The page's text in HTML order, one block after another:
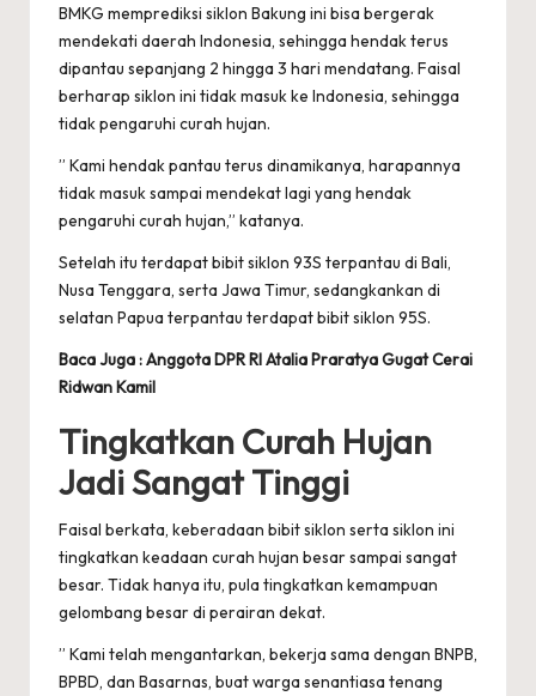
BMKG memprediksi siklon Bakung ini bisa bergerak
mendekati daerah Indonesia, sehingga hendak terus
dipantau sepanjang 2 hingga 3 hari mendatang. Faisal
berharap siklon ini tidak masuk ke Indonesia, sehingga
tidak pengaruhi curah hujan.
” Kami hendak pantau terus dinamikanya, harapannya
tidak masuk sampai mendekat lagi yang hendak
pengaruhi curah hujan,” katanya.
Setelah itu terdapat bibit siklon 93S terpantau di Bali,
Nusa Tenggara, serta Jawa Timur, sedangkankan di
selatan Papua terpantau terdapat bibit siklon 95S.
Baca Juga :Anggota DPR RI Atalia Praratya Gugat Cerai
Ridwan Kamil
Tingkatkan Curah Hujan
Jadi Sangat Tinggi
Faisal berkata, keberadaan bibit siklon serta siklon ini
tingkatkan keadaan curah hujan besar sampai sangat
besar. Tidak hanya itu, pula tingkatkan kemampuan
gelombang besar di perairan dekat.
” Kami telah mengantarkan, bekerja sama dengan BNPB,
BPBD, dan Basarnas, buat warga senantiasa tenang